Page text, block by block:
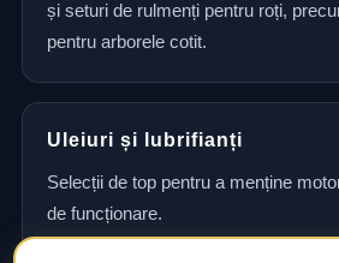
și seturi de rulmenți pentru roți,
pentru arborele cotit.
Uleiuri și lubrifianți
Selecții de top pentru a menține
de funcționare.